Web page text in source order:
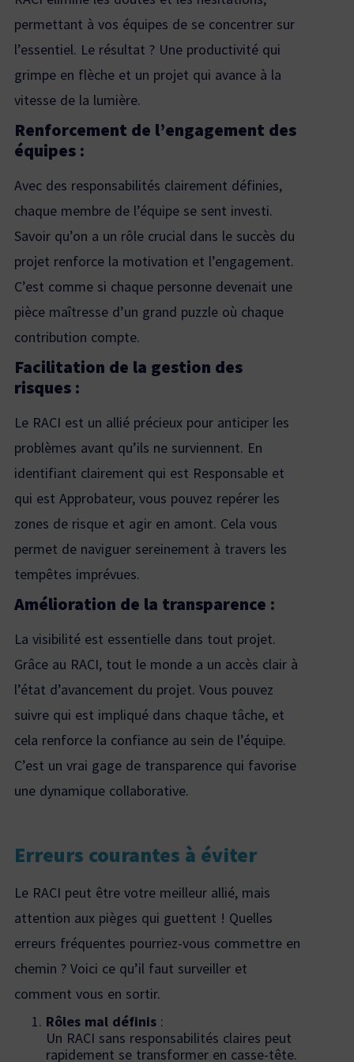
permettant à vos équipes de se concentrer sur
l’essentiel. Le résultat ? Une productivité qui
grimpe en flèche et un projet qui avance à la
vitesse de la lumière.
Renforcement de l’engagement des
équipes :
Avec des responsabilités clairement définies,
chaque membre de l’équipe se sent investi.
Savoir qu’on a un rôle crucial dans le succès du
projet renforce la motivation et l’engagement.
C’est comme si chaque personne devenait une
pièce maîtresse d’un grand puzzle où chaque
contribution compte.
Facilitation de la gestion des
risques :
Le RACI est un allié précieux pour anticiper les
problèmes avant qu’ils ne surviennent. En
identifiant clairement qui est Responsable et
qui est Approbateur, vous pouvez repérer les
zones de risque et agir en amont. Cela vous
permet de naviguer sereinement à travers les
tempêtes imprévues.
Amélioration de la transparence :
La visibilité est essentielle dans tout projet.
Grâce au RACI, tout le monde a un accès clair à
l’état d’avancement du projet. Vous pouvez
suivre qui est impliqué dans chaque tâche, et
cela renforce la confiance au sein de l’équipe.
C’est un vrai gage de transparence qui favorise
une dynamique collaborative.
Erreurs courantes à éviter
Le RACI peut être votre meilleur allié, mais
attention aux pièges qui guettent ! Quelles
erreurs fréquentes pourriez-vous commettre en
chemin ? Voici ce qu’il faut surveiller et
comment vous en sortir.
Rôles mal définis :
Un RACI sans responsabilités claires peut
rapidement se transformer en casse-tête.